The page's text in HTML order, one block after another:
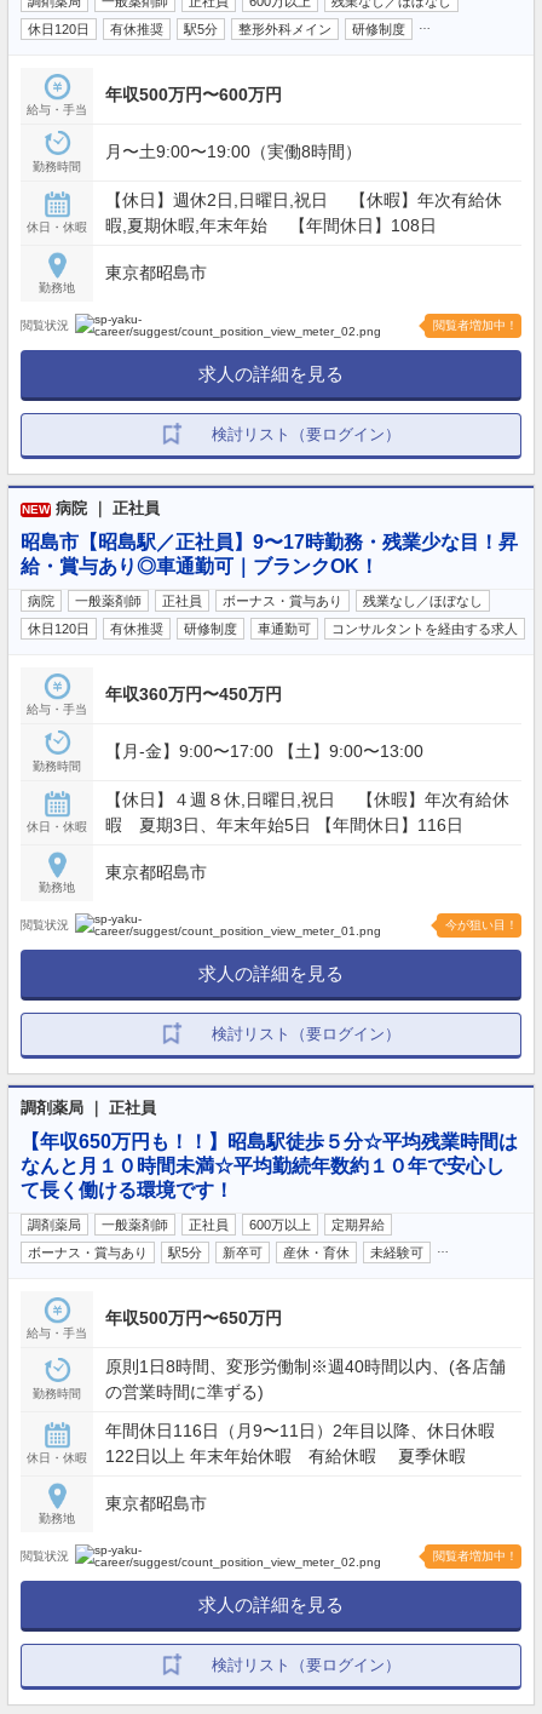
休日120日
有休推奨 駅5分 整形外科メイン 研修制度
給与・手当
年収500万円〜600万円
勤務時間
月〜土9:00〜19:00（実働8時間）
休日・休暇
【休日】週休2日,日曜日,祝日 【休暇】年次有給休
暇,夏期休暇,年末年始 【年間休日】108日
勤務地
東京都昭島市
閲覧状況 閲覧者増加中！
求人の詳細を見る
検討リスト（要ログイン）
NEW 病院 ｜ 正社員
昭島市【昭島駅／正社員】9〜17時勤務・残業少な目！昇
給・賞与あり◎車通勤可｜ブランクOK！
病院 一般薬剤師 正社員 ボーナス・賞与あり
残業なし／ほぼなし
休日120日
有休推奨 研修制度 車通勤可 コンサルタントを経由する求人
給与・手当
年収360万円〜450万円
勤務時間
【月-金】9:00〜17:00 【土】9:00〜13:00
休日・休暇
【休日】４週８休,日曜日,祝日 【休暇】年次有給休
暇 夏期3日、年末年始5日 【年間休日】116日
勤務地
東京都昭島市
閲覧状況 今が狙い目！
求人の詳細を見る
検討リスト（要ログイン）
調剤薬局 ｜ 正社員
【年収650万円も！！】昭島駅徒歩５分☆平均残業時間は
なんと月１０時間未満☆平均勤続年数約１０年で安心し
て長く働ける環境です！
調剤薬局 一般薬剤師 正社員 600万以上
定期昇給
ボーナス・賞与あり
駅5分 新卒可 産休・育休 未経験可
給与・手当
年収500万円〜650万円
勤務時間
原則1日8時間、変形労働制※週40時間以内、(各店舗
の営業時間に準ずる)
休日・休暇
年間休日116日（月9〜11日）2年目以降、休日休暇
122日以上 年末年始休暇 有給休暇 夏季休暇
勤務地
東京都昭島市
閲覧状況 閲覧者増加中！
求人の詳細を見る
検討リスト（要ログイン）